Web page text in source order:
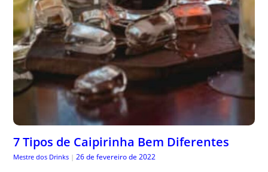
7 Tipos de Caipirinha Bem Diferentes
Mestre dos Drinks | 26 de fevereiro de 2022